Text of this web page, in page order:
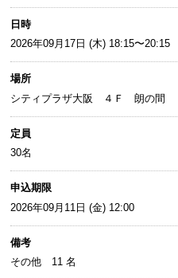
日時
2026年09月17日 (木) 18:15〜20:15
場所
シティプラザ大阪 ４Ｆ 朗の間
定員
30名
申込期限
2026年09月11日 (金) 12:00
備考
その他 11 名